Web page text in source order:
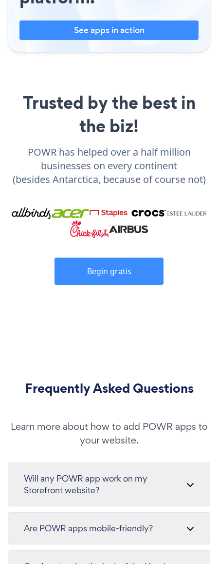
See apps in action
Trusted by the best in
the biz!
POWR has helped over a half million
businesses on every continent
(besides Antarctica, because of course not)
Begin gratis
Frequently Asked Questions
Learn more about how to add POWR apps to
your website.
Will any POWR app work on my
Storefront website?
Are POWR apps mobile-friendly?